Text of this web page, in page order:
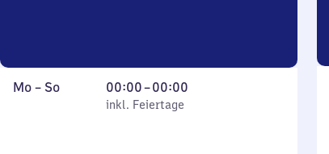
Montag
Mo – So,
inkl. Feiertage
00:00–00:00
Von
0
inkl. Feiertage